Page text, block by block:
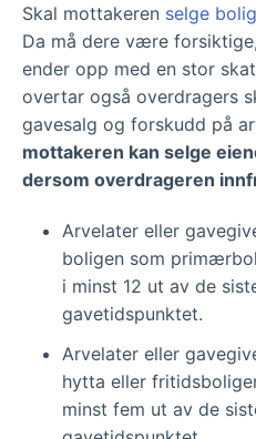
Skal mottakeren selge
Da må dere være
ender opp med en stor
overtar også overdragers
gavesalg og forskudd på
mottakeren kan selge
dersom overdrageren
Arvelater eller
boligen som
i minst 12 ut av de
gavetidspunktet.
Arvelater eller
hytta eller
minst fem ut av de